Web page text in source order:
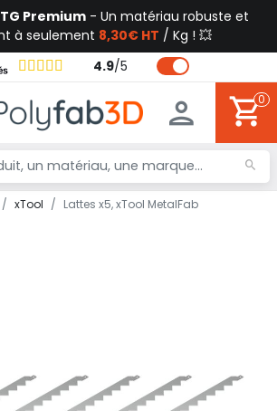
Premium - Un matériau robuste et
à seulement 8,30€ HT / Kg ! 💥
4.9/5
0
xTool Lattes x5, xTool MetalFab